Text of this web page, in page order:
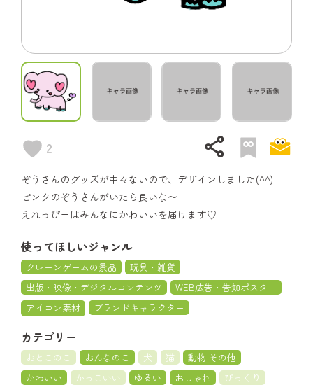
2 share
ぞうさんのグッズが中々ないので、デザインしました(^^)
ピンクのぞうさんがいたら良いな〜
えれっぴーはみんなにかわいいを届けます♡
使ってほしいジャンル
クレーンゲームの景品
玩具・雑貨
出版・映像・デジタルコンテンツ
WEB広告・告知ポスター
アイコン素材
ブランドキャラクター
カテゴリー
おとこのこ おんなのこ 犬 猫
動物 その他
かわいい
かっこいい ゆるい おしゃれ
びっくり